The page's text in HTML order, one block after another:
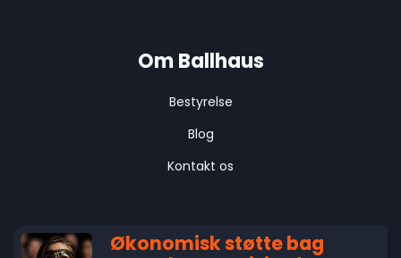
Om Ballhaus
Bestyrelse
Blog
Kontakt os
Økonomisk støtte bag